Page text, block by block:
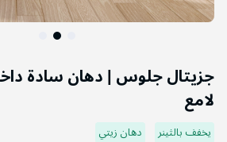
جزيتال جلوس | دهان سادة
لامع
يخفف بالثينر دهان زيتي
إلى
بداية
معرض
الصور